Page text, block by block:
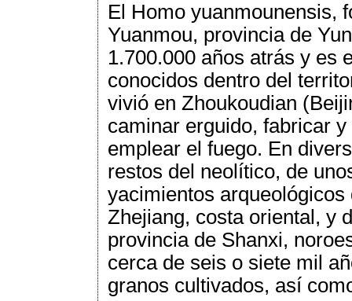
El Homo yuanmounensis,
Yuanmou, provincia de
1.700.000 años atrás y es
conocidos dentro del
vivió en Zhoukoudian
caminar erguido, fabricar
emplear el fuego. En
restos del neolítico, de
yacimientos
Zhejiang, costa oriental, y
provincia de Shanxi,
cerca de seis o siete mil
granos cultivados, así